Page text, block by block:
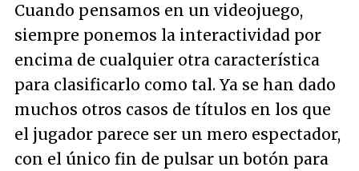
Cuando pensamos en un videojuego,
siempre ponemos la interactividad por
encima de cualquier otra característica
para clasificarlo como tal. Ya se han dado
muchos otros casos de títulos en los que
el jugador parece ser un mero espectador,
con el único fin de pulsar un botón para